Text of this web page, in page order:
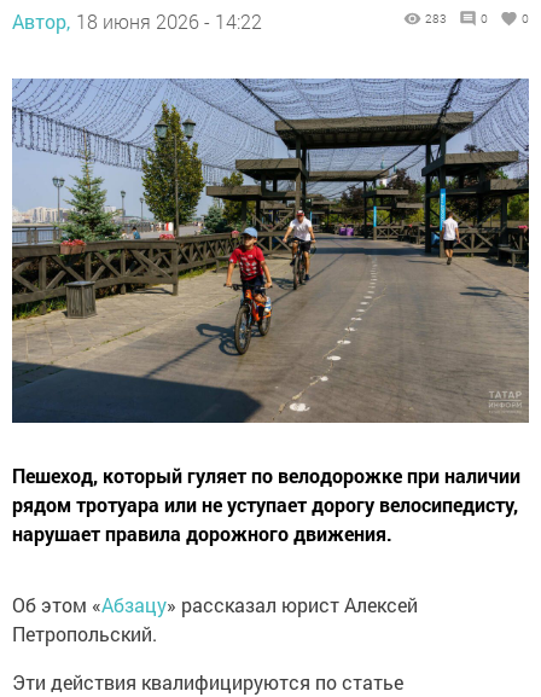
Автор, 18 июня 2026 - 14:22 283 0 0
Пешеход, который гуляет по велодорожке при наличии
рядом тротуара или не уступает дорогу велосипедисту,
нарушает правила дорожного движения.
Об этом «Абзацу» рассказал юрист Алексей
Петропольский.
Эти действия квалифицируются по статье